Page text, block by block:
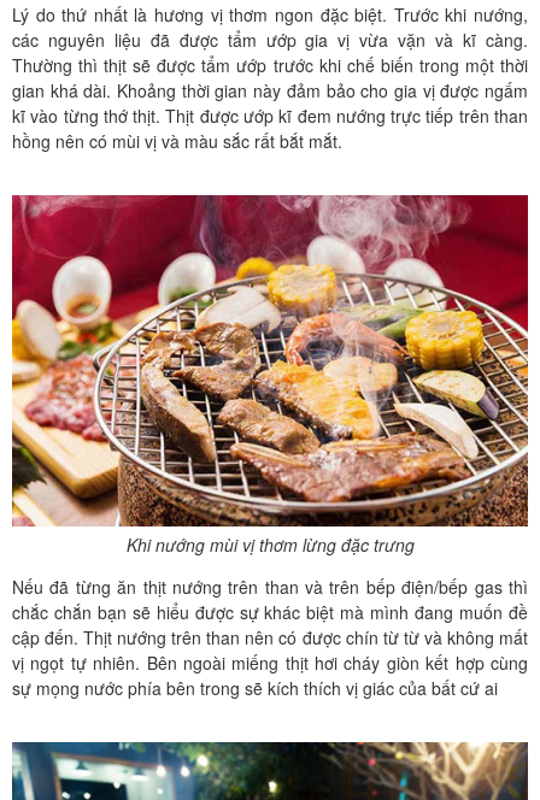
Lý do thứ nhất là hương vị thơm ngon đặc biệt. Trước khi nướng,
các nguyên liệu đã được tẩm ướp gia vị vừa vặn và kĩ càng.
Thường thì thịt sẽ được tẩm ướp trước khi chế biến trong một thời
gian khá dài. Khoảng thời gian này đảm bảo cho gia vị được ngấm
kĩ vào từng thớ thịt. Thịt được ướp kĩ đem nướng trực tiếp trên than
hồng nên có mùi vị và màu sắc rất bắt mắt.
Khi nướng mùi vị thơm lừng đặc trưng
Nếu đã từng ăn thịt nướng trên than và trên bếp điện/bếp gas thì
chắc chắn bạn sẽ hiểu được sự khác biệt mà mình đang muốn đề
cập đến. Thịt nướng trên than nên có được chín từ từ và không mất
vị ngọt tự nhiên. Bên ngoài miếng thịt hơi cháy giòn kết hợp cùng
sự mọng nước phía bên trong sẽ kích thích vị giác của bất cứ ai